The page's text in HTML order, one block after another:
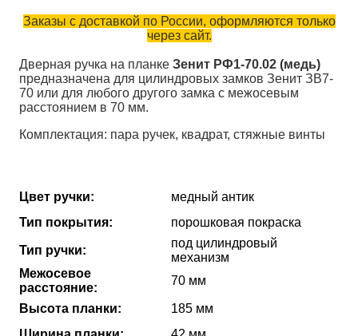
Заказы с доставкой по России, оформляются только
через сайт.
Дверная ручка на планкеЗенит РФ1-70.02 (медь)
предназначена для цилиндровых замков Зенит ЗВ7-
70 или для любого другого замка с межосевым
расстоянием в 70 мм.
Комплектация: пара ручек, квадрат, стяжные винты
Цвет ручки:
медный антик
Тип покрытия:
порошковая покраска
Тип ручки:
под цилиндровый
механизм
Межосевое
расстояние:
70 мм
Высота планки:
185 мм